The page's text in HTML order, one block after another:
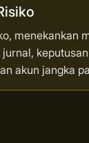
menekankan
akun jangka